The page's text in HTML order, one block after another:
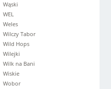
Wąski
WEL
Weles
Wilczy Tabor
Wild Hops
Wilejki
Wilk na Bani
Wiskie
Wobor